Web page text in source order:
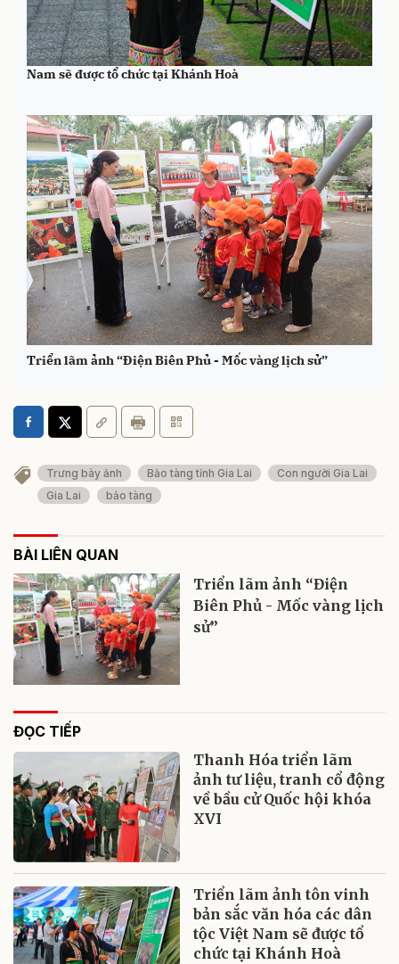
Triển lãm ảnh tôn vinh bản sắc văn hóa các dân tộc Việt
Nam sẽ được tổ chức tại Khánh Hoà
Triển lãm ảnh “Điện Biên Phủ - Mốc vàng lịch sử”
Trưng bày ảnh Bảo tàng tỉnh Gia Lai
Con người Gia Lai
Gia Lai
bảo tàng
BÀI LIÊN QUAN
Triển lãm ảnh “Điện
Biên Phủ - Mốc vàng lịch
sử”
ĐỌC TIẾP
Thanh Hóa triển lãm
ảnh tư liệu, tranh cổ động
về bầu cử Quốc hội khóa
XVI
Triển lãm ảnh tôn vinh
bản sắc văn hóa các dân
tộc Việt Nam sẽ được tổ
chức tại Khánh Hoà